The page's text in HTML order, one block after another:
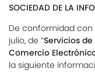
SOCIEDAD DE LA
De conformidad con
julio, de “Servicios
Comercio
la siguiente